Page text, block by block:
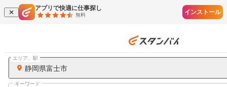
アプリで快適に仕事探し
無料 インストール
静岡県富士市
エリア、駅
キーワード